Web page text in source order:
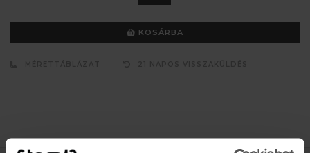
KOSÁRBA